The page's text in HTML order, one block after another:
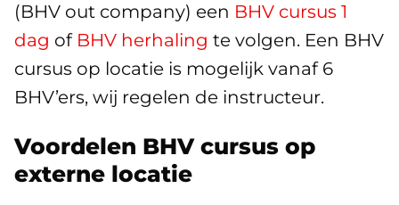
(BHV out company) een BHV cursus 1
dag of BHV herhaling te volgen. Een BHV
cursus op locatie is mogelijk vanaf 6
BHV’ers, wij regelen de instructeur.
Voordelen BHV cursus op
externe locatie